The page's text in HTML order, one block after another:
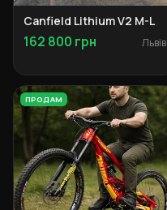
Canfield Lithium V2 M-L
162 800 грн Львів
ПРОДАМ